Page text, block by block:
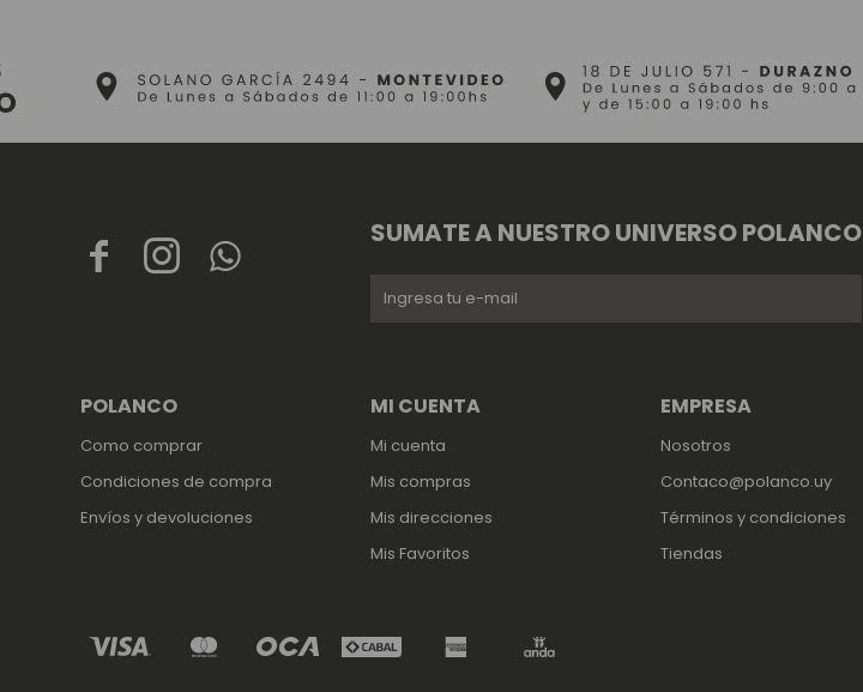
  
EMPRESA
Nosotros
Contaco@polanco.uy
Términos y condiciones
Tiendas
POLANCO
Como comprar
Condiciones de compra
Envíos y devoluciones
MI CUENTA
Mi cuenta
Mis compras
Mis direcciones
Mis Favoritos
SUMATE A NUESTRO UNIVERSO POLANCO